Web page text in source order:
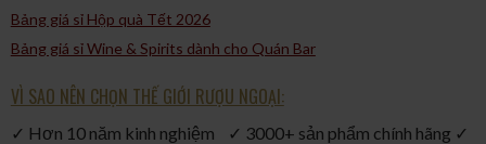
Bảng giá sỉ Hộp quà Tết 2026
Bảng giá sỉ Wine & Spirits dành cho Quán Bar
VÌ SAO NÊN CHỌN THẾ GIỚI RƯỢU NGOẠI:
✓ Hơn 10 năm kinh nghiệm ✓ 3000+ sản phẩm chính hãng ✓